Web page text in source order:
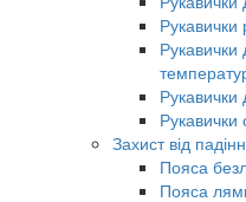
Рукавички
Рукавички
Рукавички
Рукавички
Захист від
Пояса
Пояса